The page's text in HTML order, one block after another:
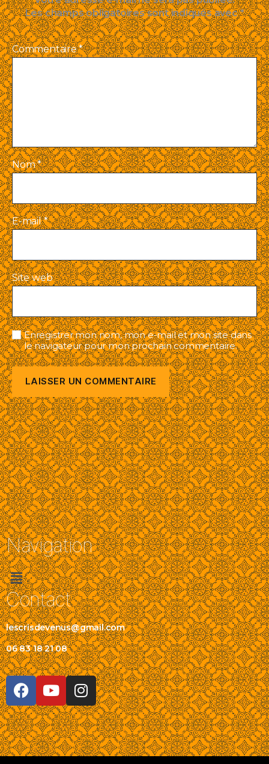
Les champs obligatoires sont indiqués avec*
Commentaire*
Nom*
E-mail*
Site web
Enregistrer mon nom, mon e-mail et mon site dans
le navigateur pour mon prochain commentaire.
Navigation
Contact
lescrisdevenus@gmail.com
06 83 18 21 08